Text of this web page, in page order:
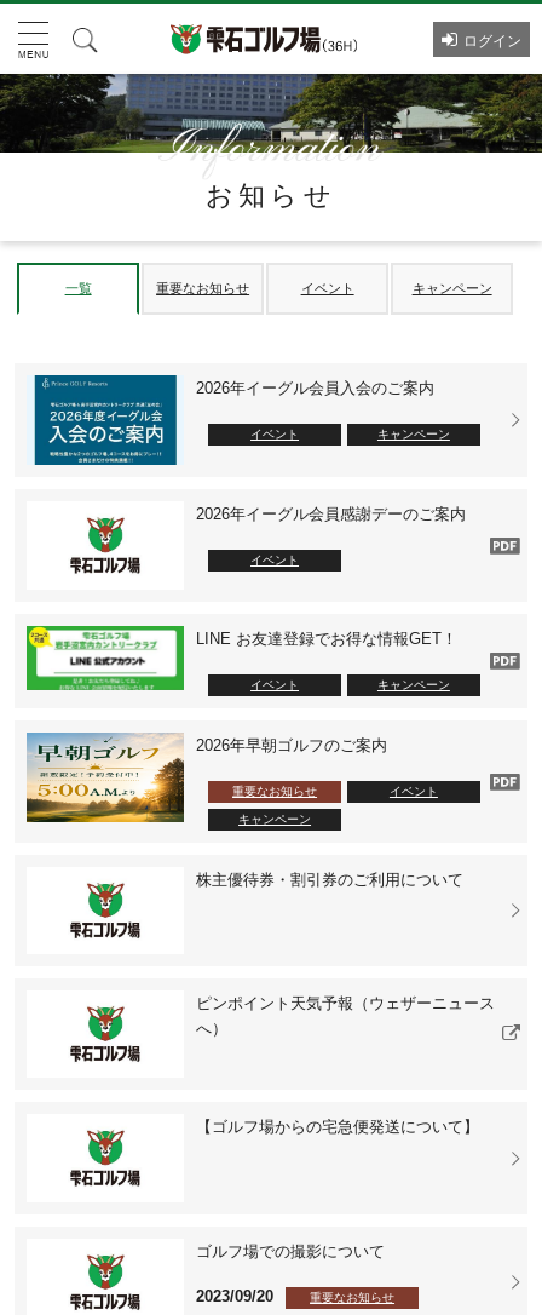
ログイン
お知らせ
一覧 重要なお知らせ イベント キャンペーン
2026年イーグル会員入会のご案内
イベント キャンペーン
2026年イーグル会員感謝デーのご案内
イベント
LINE お友達登録でお得な情報GET！
イベント キャンペーン
2026年早朝ゴルフのご案内
重要なお知らせ イベント
キャンペーン
株主優待券・割引券のご利用について
ピンポイント天気予報（ウェザーニュース
へ）
【ゴルフ場からの宅急便発送について】
ゴルフ場での撮影について
2023/09/20 重要なお知らせ